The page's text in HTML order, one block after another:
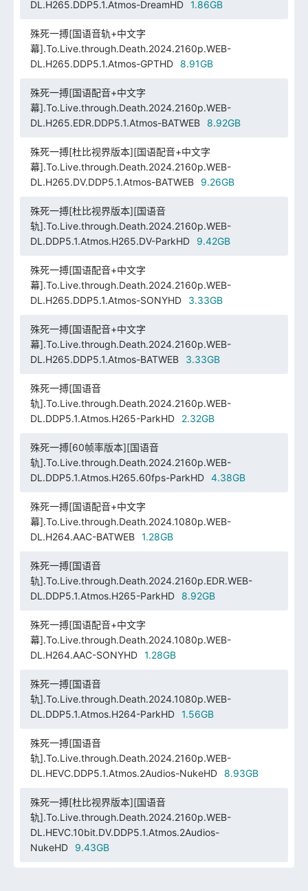
DL.H265.DDP5.1.Atmos-DreamHD
1.86GB
殊死一搏[国语音轨+中文字
幕].To.Live.through.Death.2024.2160p.WEB-
DL.H265.DDP5.1.Atmos-GPTHD
8.91GB
殊死一搏[国语配音+中文字
幕].To.Live.through.Death.2024.2160p.WEB-
DL.H265.EDR.DDP5.1.Atmos-BATWEB
8.92GB
殊死一搏[杜比视界版本][国语配音+中文字
幕].To.Live.through.Death.2024.2160p.WEB-
DL.H265.DV.DDP5.1.Atmos-BATWEB
9.26GB
殊死一搏[杜比视界版本][国语音
轨].To.Live.through.Death.2024.2160p.WEB-
DL.DDP5.1.Atmos.H265.DV-ParkHD
9.42GB
殊死一搏[国语配音+中文字
幕].To.Live.through.Death.2024.2160p.WEB-
DL.H265.DDP5.1.Atmos-SONYHD
3.33GB
殊死一搏[国语配音+中文字
幕].To.Live.through.Death.2024.2160p.WEB-
DL.H265.DDP5.1.Atmos-BATWEB
3.33GB
殊死一搏[国语音
轨].To.Live.through.Death.2024.2160p.WEB-
DL.DDP5.1.Atmos.H265-ParkHD
2.32GB
殊死一搏[60帧率版本][国语音
轨].To.Live.through.Death.2024.2160p.WEB-
DL.DDP5.1.Atmos.H265.60fps-ParkHD
4.38GB
殊死一搏[国语配音+中文字
幕].To.Live.through.Death.2024.1080p.WEB-
DL.H264.AAC-BATWEB
1.28GB
殊死一搏[国语音
轨].To.Live.through.Death.2024.2160p.EDR.WEB-
DL.DDP5.1.Atmos.H265-ParkHD
8.92GB
殊死一搏[国语配音+中文字
幕].To.Live.through.Death.2024.1080p.WEB-
DL.H264.AAC-SONYHD
1.28GB
殊死一搏[国语音
轨].To.Live.through.Death.2024.1080p.WEB-
DL.DDP5.1.Atmos.H264-ParkHD
1.56GB
殊死一搏[国语音
轨].To.Live.through.Death.2024.2160p.WEB-
DL.HEVC.DDP5.1.Atmos.2Audios-NukeHD
8.93GB
殊死一搏[杜比视界版本][国语音
轨].To.Live.through.Death.2024.2160p.WEB-
DL.HEVC.10bit.DV.DDP5.1.Atmos.2Audios-
NukeHD
9.43GB